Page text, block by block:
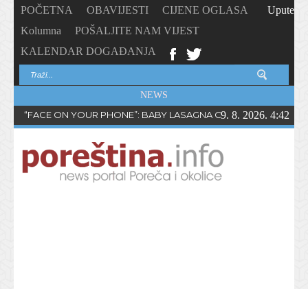
POČETNA OBAVIJESTI
CIJENE OGLASA
Kolumna
POŠALJITE NAM VIJEST
KALENDAR DOGAĐANJA
Upute
NEWS
“FACE ON YOUR PHONE”: BABY LASAGNA OBJAVIO NOVI
9. 8. 2026. 4:42